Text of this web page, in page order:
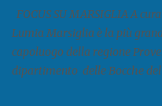
FOCUS SU MARSIGLIA A
Lumia Marsiglia è la più
capoluogo della regione
dipartimento delle Bocche